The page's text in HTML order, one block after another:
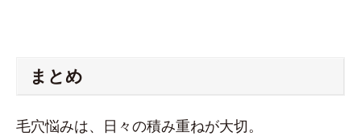
まとめ
毛穴悩みは、日々の積み重ねが大切。